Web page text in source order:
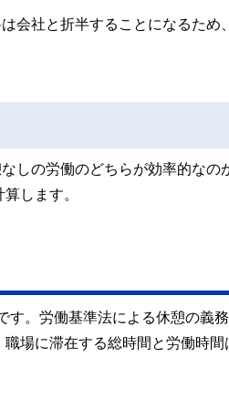
会社と折半することになるた
しの労働のどちらが効率的な
します。
す。労働基準法による休憩の義
場に滞在する総時間と労働時間